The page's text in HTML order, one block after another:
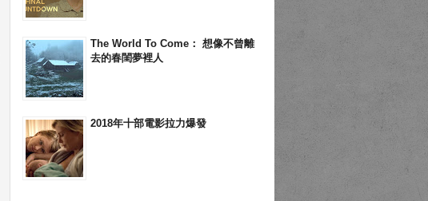
The World To Come： 想像不曾離
去的春閨夢裡人
2018年十部電影拉力爆發